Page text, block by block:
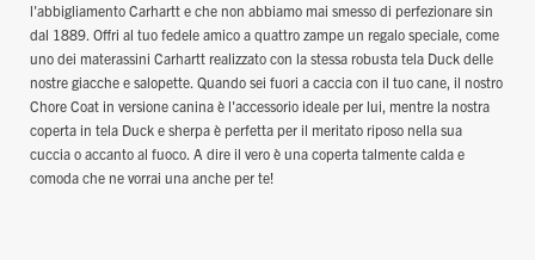
l'abbigliamento Carhartt e che non abbiamo mai smesso di perfezionare sin
dal 1889. Offri al tuo fedele amico a quattro zampe un regalo speciale, come
uno dei materassini Carhartt realizzato con la stessa robusta tela Duck delle
nostre giacche e salopette. Quando sei fuori a caccia con il tuo cane, il nostro
Chore Coat in versione canina è l'accessorio ideale per lui, mentre la nostra
coperta in tela Duck e sherpa è perfetta per il meritato riposo nella sua
cuccia o accanto al fuoco. A dire il vero è una coperta talmente calda e
comoda che ne vorrai una anche per te!